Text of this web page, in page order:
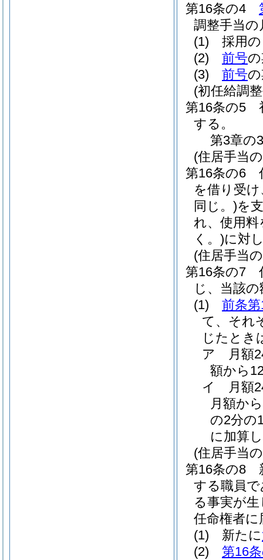
第16条の4
調整手当の
(1)
採用
(2)
前号
(3)
前号
(初任給調
第16条の5
する。
第3章の3
(住居手当
第16条の6
を借り受
同じ。)を
れ、使用
く。)に対
(住居手当
第16条の7
じ、当該
(1)
前条
て、それ
じたとき
ア
月額
額から
イ
月額
月額か
の2分の
に加算
(住居手当
第16条の8
する職員
る事実が
任命権者
(1)
新たに
(2)
第16